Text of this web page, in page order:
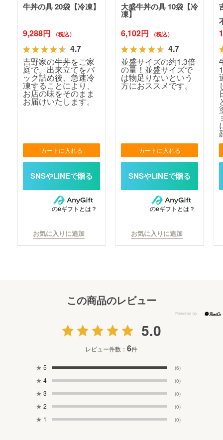
牛丼の具 20袋【冷凍】
9,288円 （税込）
4.7
吉野家の牛丼をご家
庭で。出来立てをパ
ック詰め後、急速冷
凍することにより、
お店の味をそのまま
お届けいたします。
カートに入れる
のeギフトとは？
お気に入りに追加
大盛牛丼の具 10袋【冷
凍】
6,102円 （税込）
4.7
並盛サイズの約1.3倍
の量！並盛サイズで
は物足りないという
方におススメです。
カートに入れる
のeギフトとは？
お気に入りに追加
この商品のレビュー
5.0
レビュー件数：6件
★ 5 (6)
★ 4 (0)
★ 3 (0)
★ 2 (0)
★ 1 (0)